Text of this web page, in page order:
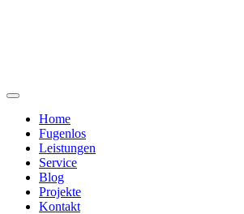
Home
Fugenlos
Leistungen
Service
Blog
Projekte
Kontakt